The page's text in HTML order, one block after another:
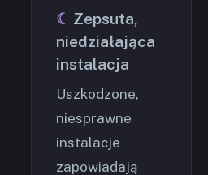
Zepsuta,
niedziałająca
instalacja
Uszkodzone,
niesprawne
instalacje
zapowiadają